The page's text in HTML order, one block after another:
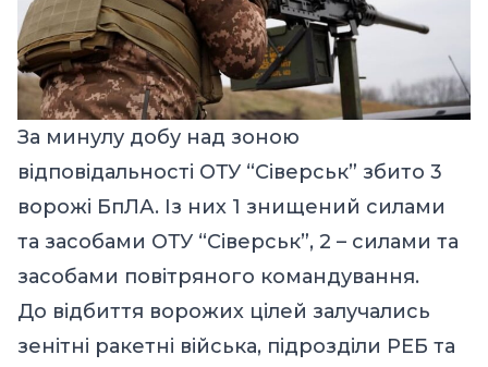
За минулу добу над зоною
відповідальності ОТУ “Сіверськ” збито 3
ворожі БпЛА. Із них 1 знищений силами
та засобами ОТУ “Сіверськ”, 2 – силами та
засобами повітряного командування.
До відбиття ворожих цілей залучались
зенітні ракетні війська, підрозділи РЕБ та